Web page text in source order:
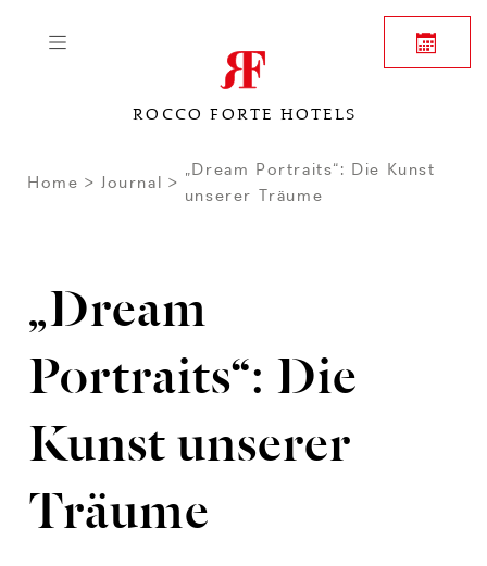
ROCCO FORTE HOTELS
Home Journal
„Dream Portraits“: Die Kunst
unserer Träume
„Dream
Portraits“: Die
Kunst unserer
Träume